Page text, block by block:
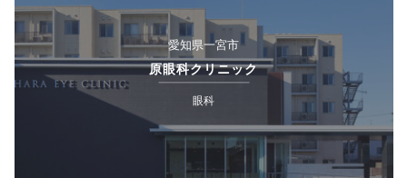
愛知県一宮市
原眼科クリニック
眼科